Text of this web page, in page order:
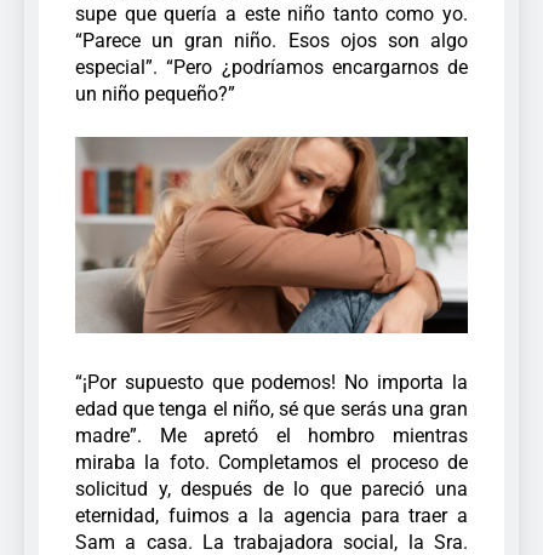
supe que quería a este niño tanto como yo.
“Parece un gran niño. Esos ojos son algo
especial”.“Pero ¿podríamos encargarnos de
un niño pequeño?”
“¡Por supuesto que podemos! No importa la
edad que tenga el niño, sé que serás una gran
madre”. Me apretó el hombro mientras
miraba la foto. Completamos el proceso de
solicitud y, después de lo que pareció una
eternidad, fuimos a la agencia para traer a
Sam a casa. La trabajadora social, la Sra.